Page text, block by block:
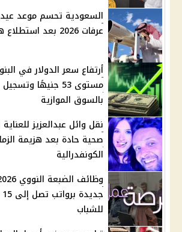
السعودية تحسم موعد
عرفات 2026 بعد استطلاع هلال ذي الحجة
أرتفاع سعر الدولار في
مستوى 53 جنيهًا
بالسوق الموازية
نقل وائل عبدالعزيز للعناية
صحية حادة بعد هزيمة
الكونفدرالية
للشباب